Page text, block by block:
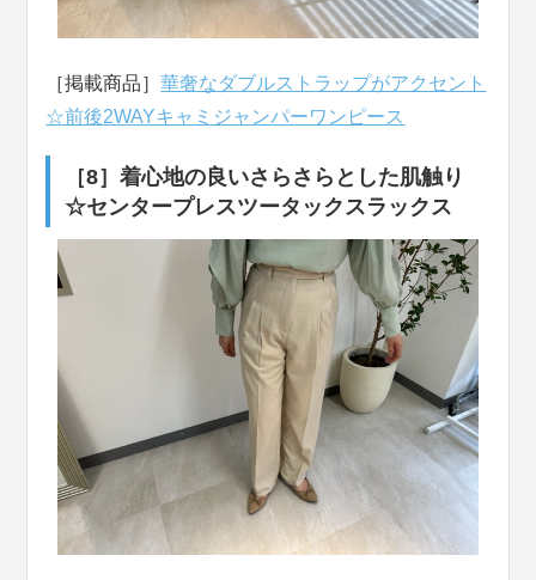
［掲載商品］華奢なダブルストラップがアクセント
☆前後2WAYキャミジャンパーワンピース
［8］着心地の良いさらさらとした肌触り
☆センタープレスツータックスラックス